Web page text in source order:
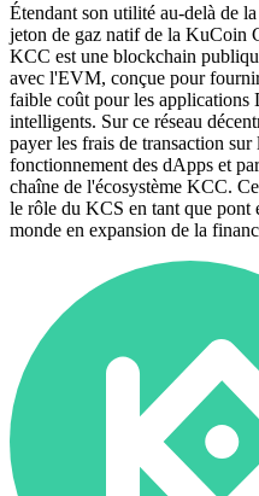
Étendant son utilité au-delà de
jeton de gaz natif de la
KCC est une blockchain
avec l'EVM, conçue pour
faible coût pour les applications
intelligents. Sur ce réseau
payer les frais de transaction
fonctionnement des dApps et
chaîne de l'écosystème KCC.
le rôle du KCS en tant que pont
monde en expansion de la